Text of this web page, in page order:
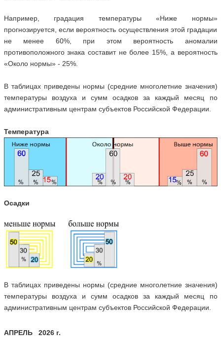
Например, градация температуры «Ниже нормы»
прогнозируется, если вероятность осуществления этой градации
не менее 60%, при этом вероятность аномалии
противоположного знака составит не более 15%, а вероятность
«Около нормы» - 25%.
В таблицах приведены нормы (средние многолетние значения)
температуры воздуха и сумм осадков за каждый месяц по
административным центрам субъектов Российской Федерации.
Температура
Осадки
В таблицах приведены нормы (средние многолетние значения)
температуры воздуха и сумм осадков за каждый месяц по
административным центрам субъектов Российской Федерации.
АПРЕЛЬ 2026 г.